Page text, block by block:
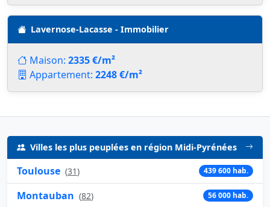
Lavernose-Lacasse - Immobilier
Maison: 2335 €/m²
Appartement: 2248 €/m²
Villes les plus peuplées en région Midi-Pyrénées
Toulouse (31) 439 600 hab.
Montauban (82) 56 000 hab.